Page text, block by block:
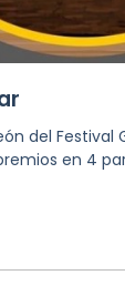
del Festival
en 4